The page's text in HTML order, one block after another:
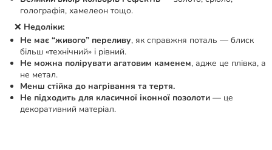
голографія, хамелеон тощо.
❌ Недоліки:
Не має “живого” переливу, як справжня поталь — блиск
більш «технічний» і рівний.
Не можна полірувати агатовим каменем, адже це плівка, а
не метал.
Менш стійка до нагрівання та тертя.
Не підходить для класичної іконної позолоти — це
декоративний матеріал.